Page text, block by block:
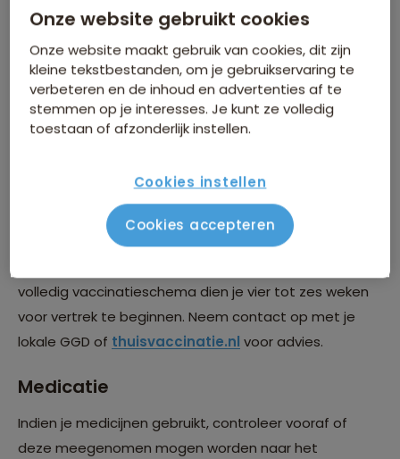
Dit is makkelijker te vervoeren van plek A naar plek B,
zeker handig op een rondreis. Bovendien wordt de
schade sneller beperkt omdat een harde koffer
eerder kan breken. Nadeel is wel dat als er
bijvoorbeeld vloeistoffen ergens lekken, de kans groter
is dat het ook bij de inhoud van je bagage terecht
Vaccinaties
Infectieziekten komen in veel landen voor, met een
volledig vaccinatieschema dien je vier tot zes weken
voor vertrek te beginnen. Neem contact op met je
lokale GGD of thuisvaccinatie.nl voor advies.
Medicatie
Indien je medicijnen gebruikt, controleer vooraf of
deze meegenomen mogen worden naar het
Onze website gebruikt cookies
Onze website maakt gebruik van cookies, dit zijn
kleine tekstbestanden, om je gebruikservaring te
verbeteren en de inhoud en advertenties af te
stemmen op je interesses. Je kunt ze volledig
toestaan of afzonderlijk instellen.
Cookies instellen
Cookies accepteren